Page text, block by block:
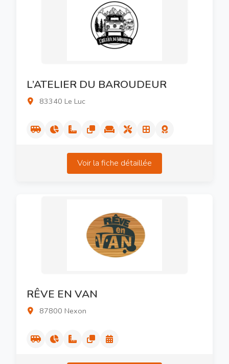
L’ATELIER DU BAROUDEUR
83340 Le Luc
Voir la fiche détaillée
RÊVE EN VAN
87800 Nexon